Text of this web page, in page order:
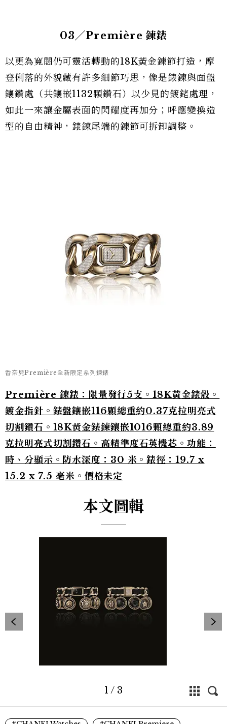
03╱Première 鍊錶
以更為寬闊仍可靈活轉動的18K黃金鍊節打造，摩
登俐落的外貌藏有許多細節巧思，像是錶鍊與面盤
鑲鑽處（共鑲嵌1132顆鑽石）以少見的鍍銠處理，
如此一來讓金屬表面的閃耀度再加分；呼應變換造
型的自由精神，錶鍊尾端的鍊節可拆卸調整。
香奈兒Première全新限定系列鍊錶
Première 鍊錶：限量發行5支。18K黃金錶殼。
鍍金指針。錶盤鑲嵌116顆總重約0.37克拉明亮式
切割鑽石。18K黃金錶鍊鑲嵌1016顆總重約3.89
克拉明亮式切割鑽石。高精準度石英機芯。功能：
時、分顯示。防水深度：30 米。錶徑：19.7 x
15.2 x 7.5 毫米。價格未定
本文圖輯
1 / 3